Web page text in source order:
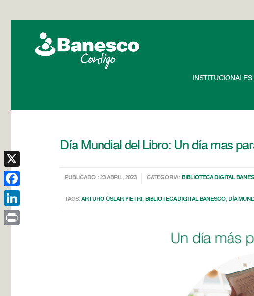
INSTITUCIONALES
Día Mundial del Libro: Un día mas
PUBLICADO : 23 ABRIL, 2023 CATEGORIA : BIBLIOTECA DIGITAL
TAGS:ARTURO ÚSLAR PIETRI , BIBLIOTECA DIGITAL BANESCO, DÍA
X
Facebook
LinkedIn